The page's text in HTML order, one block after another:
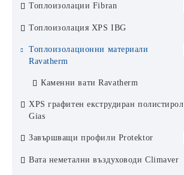
ЕПС Austrotherm
ЕПС стиропор Аустротерм
ЕПС графитен стиропор
Аустротерм
XPS Austrotherm
Топлоизолации Fibran
XPS Fibran
Каменни вати Fibran
Топлоизолация XPS IBG
Топлоизолационни материали
Ravatherm
Каменни вати Ravatherm
XPS графитен екструдиран полистирол
Gias
Завършващи профили Protektor
Завършващи профили за сухо
Вата неметални въздуховоди Climaver